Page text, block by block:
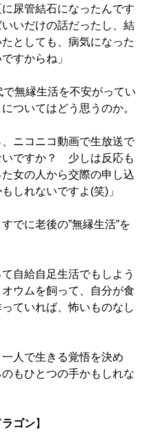
尿管結石になったんです
いだけの話だったし、結
としても、病気になった
すからね」
無縁生活を不安がってい
ついてはどう思うのか。
、ニコニコ動画で生放送で
いですか？ 少しは反応も
女の人から交際の申し込
しれないですよ(笑)」
でに老後の”無縁生活”を
自給自足生活でもしよう
ウムを飼って、自分が食
ていれば、怖いものなし
人で生きる覚悟を決め
もひとつの手かもしれな
ゴン